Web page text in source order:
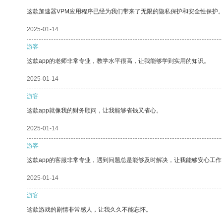
这款加速器VPM应用程序已经为我们带来了无限的隐私保护和安全性保护
2025-01-14
游客
这款app的老师非常专业，教学水平很高，让我能够学到实用的知识。
2025-01-14
游客
这款app就像我的财务顾问，让我能够省钱又省心。
2025-01-14
游客
这款app的客服非常专业，遇到问题总是能够及时解决，让我能够安心工
2025-01-14
游客
这款游戏的剧情非常感人，让我久久不能忘怀。